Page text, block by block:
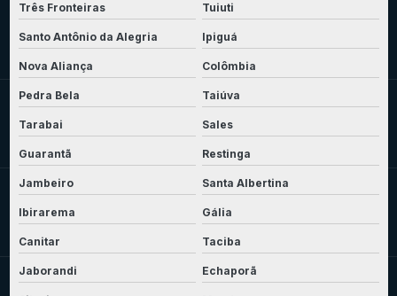
Três Fronteiras Tuiuti
Santo Antônio da Alegria Ipiguá
Nova Aliança Colômbia
Pedra Bela Taiúva
Tarabai Sales
Guarantã Restinga
Jambeiro Santa Albertina
Ibirarema Gália
Canitar Taciba
Jaborandi Echaporã